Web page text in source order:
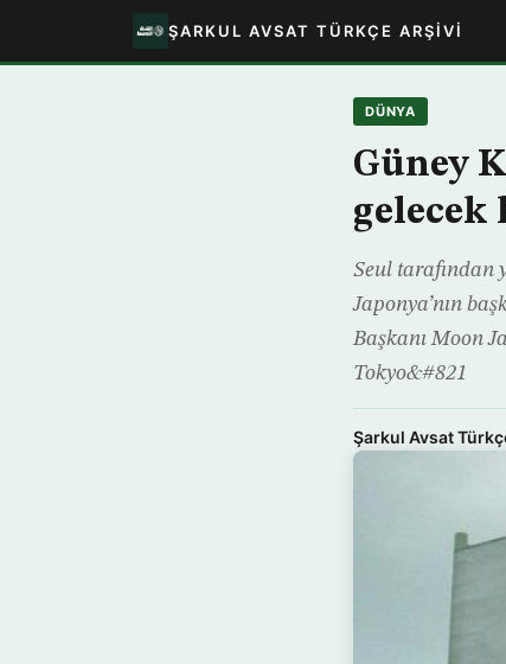
ŞARKUL AVSAT TÜRKÇE ARŞIVI
DÜNYA
Güney
gelecek
Seul tarafından
Japonya’nın
Başkanı Moon
Tokyo&#821
Şarkul Avsat